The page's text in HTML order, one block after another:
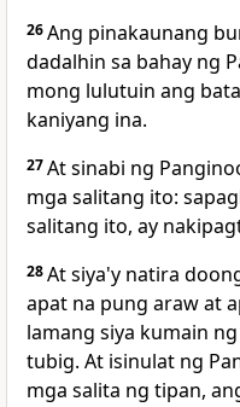
26Ang pinakaunang
dadalhin sa bahay ng
mong lulutuin ang
kaniyang ina.
27At sinabi ng
mga salitang ito:
salitang ito, ay
28At siya'y natira
apat na pung araw at
lamang siya kumain
tubig. At isinulat ng
mga salita ng tipan,